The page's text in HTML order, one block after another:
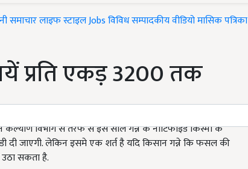
समाचारलाइफ स्टाइलJobsविविधसम्पादकीयवीडियोमासिक पत्रिका
प्रति एकड़ 3200 तक
कल्याण विभाग से तरफ से इस साल गन्ने के नोटिफाइड किस्मों के
दी जाएगी. लेकिन इसमे एक शर्त है यदि किसान गन्ने कि फसल की
सकता है.